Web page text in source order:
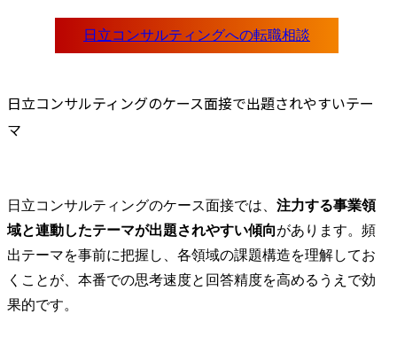
日立コンサルティングのケース面接で出題されやすいテー
マ
日立コンサルティングのケース面接では、 注力する事業領
域と連動したテーマが出題されやすい傾向があります。頻
出テーマを事前に把握し、各領域の課題構造を理解してお
くことが、本番での思考速度と回答精度を高めるうえで効
果的です。